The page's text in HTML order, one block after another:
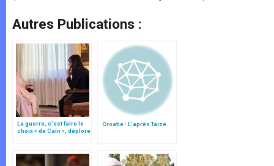
Autres Publications :
La guerre, c’est faire le
choix « de Caïn », déplore
Croatie : L’après Taizé